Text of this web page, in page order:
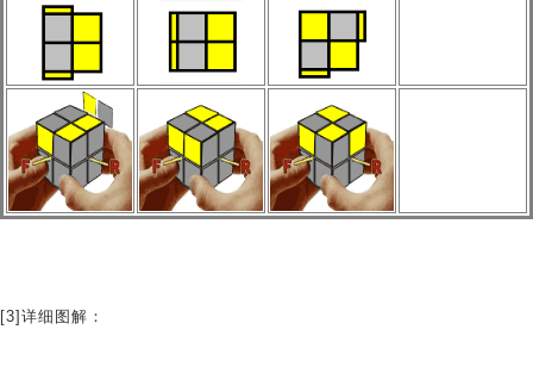
[3]详细图解：